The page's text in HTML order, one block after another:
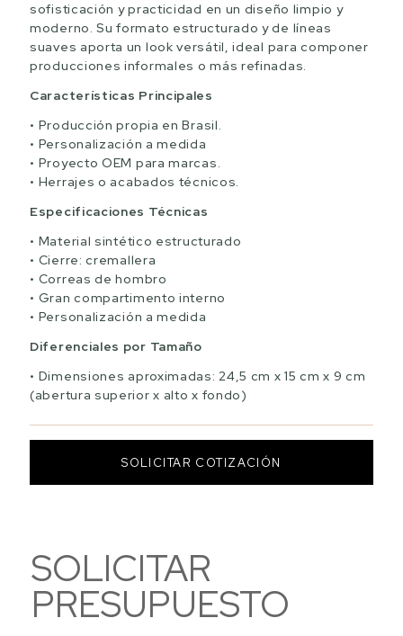
sofisticación y practicidad en un diseño limpio y
moderno. Su formato estructurado y de líneas
suaves aporta un look versátil, ideal para componer
producciones informales o más refinadas.
Características Principales
Producción propia en Brasil.
Personalización a medida
Proyecto OEM para marcas.
Herrajes o acabados técnicos.
Especificaciones Técnicas
Material sintético estructurado
Cierre: cremallera
Correas de hombro
Gran compartimento interno
Personalización a medida
Diferenciales por Tamaño
Dimensiones aproximadas: 24,5 cm x 15 cm x 9 cm
(abertura superior x alto x fondo)
SOLICITAR COTIZACIÓN
SOLICITAR
PRESUPUESTO